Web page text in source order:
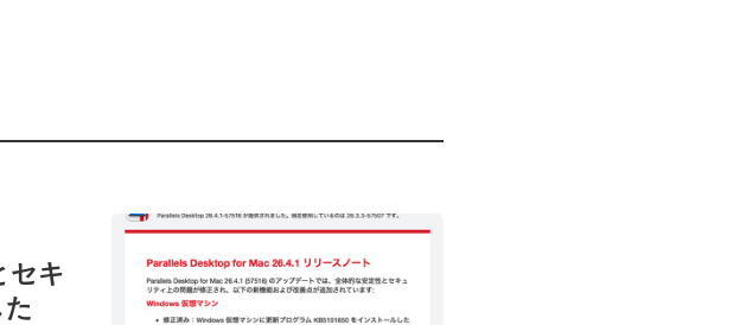
セキ